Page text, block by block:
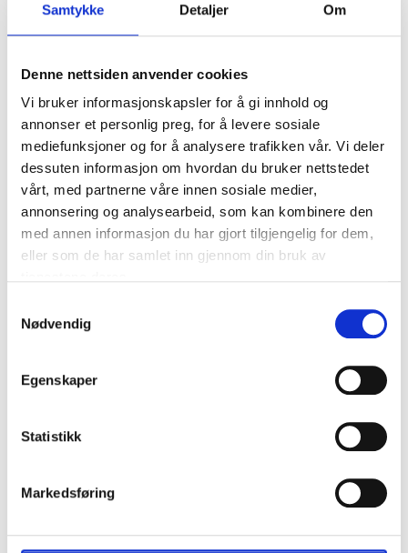
Samtykke Detaljer Om
Denne nettsiden anvender cookies
Vi bruker informasjonskapsler for å gi innhold og
annonser et personlig preg, for å levere sosiale
mediefunksjoner og for å analysere trafikken vår. Vi deler
dessuten informasjon om hvordan du bruker nettstedet
vårt, med partnerne våre innen sosiale medier,
annonsering og analysearbeid, som kan kombinere den
med annen informasjon du har gjort tilgjengelig for dem,
eller som de har samlet inn gjennom din bruk av
Nødvendig
Egenskaper
Statistikk
Markedsføring
3339kr
P.P. FRA
5972kr
Se pakkereiser
Southampton FC - Cardiff City
Betale 50 % i dag!